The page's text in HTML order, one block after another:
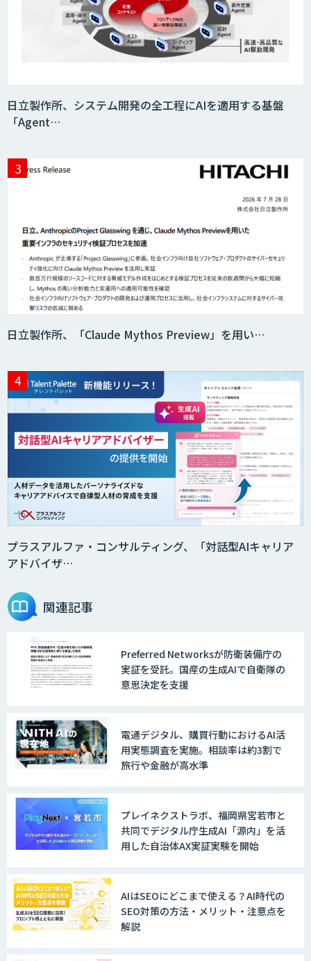
miibo
ニーズを理解する対話型AIエージェント
Web接客を進化させる対話型AIエージェ
ント「AI’mON for WEB」
AIエージェント構築支援サービス
スクレイプPro
SAT
DX推進のパートナーに「ジンベイ 生成
AI・DXコンサルティング」
JAPAN AI SALES
JAPAN AI MARKETING
ントが自動処理します 『Knowfa（ノウ
ファ）受注AIエージェント』
データ構造化ソリューション「DX-laei」
日立製作所、システム開発の全工程にAIを適用する基盤
「Agent…
日立製作所、「Claude Mythos Preview」を用い…
プラスアルファ・コンサルティング、「対話型AIキャリア
アドバイザ…
関連記事
Preferred Networksが防衛装備庁の
実証を受託。国産の生成AIで自衛隊の
意思決定を支援
電通デジタル、購買行動におけるAI活
用実態調査を実施。相談率は約3割で
旅行や金融が高水準
プレイネクストラボ、福岡県宮若市と
共同でデジタル庁生成AI「源内」を活
用した自治体AX実証実験を開始
AIはSEOにどこまで使える？AI時代の
SEO対策の方法・メリット・注意点を
解説